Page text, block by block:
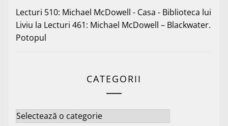
Lecturi 510: Michael McDowell - Casa - Biblioteca lui
Liviu la Lecturi 461: Michael McDowell – Blackwater.
Potopul
CATEGORII
Categorii